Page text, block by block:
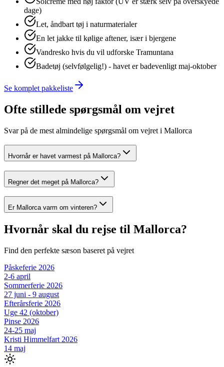
dage)
Let, åndbart tøj i naturmaterialer
En let jakke til kølige aftener, især i bjergene
Vandresko hvis du vil udforske Tramuntana
Badetøj (selvfølgelig!) - havet er badevenligt maj-oktober
Se komplet pakkeliste
Ofte stillede spørgsmål om vejret
Svar på de mest almindelige spørgsmål om vejret i Mallorca
Hvornår er havet varmest på Mallorca?
Regner det meget på Mallorca?
Er Mallorca varm om vinteren?
Hvornår skal du rejse til Mallorca?
Find den perfekte sæson baseret på vejret
Påskeferie 2026
2-6 april
Sommerferie 2026
27 juni - 9 august
Efterårsferie 2026
Uge 42 (oktober)
Pinse 2026
24-25 maj
Kristi Himmelfart 2026
14 maj